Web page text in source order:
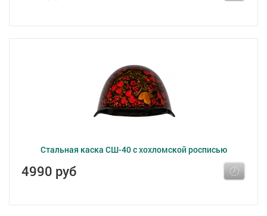
Стальная каска СШ-40 с хохломской росписью
4990 руб